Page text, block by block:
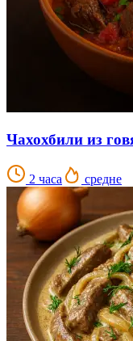
Чахохбили из
2 часа средне